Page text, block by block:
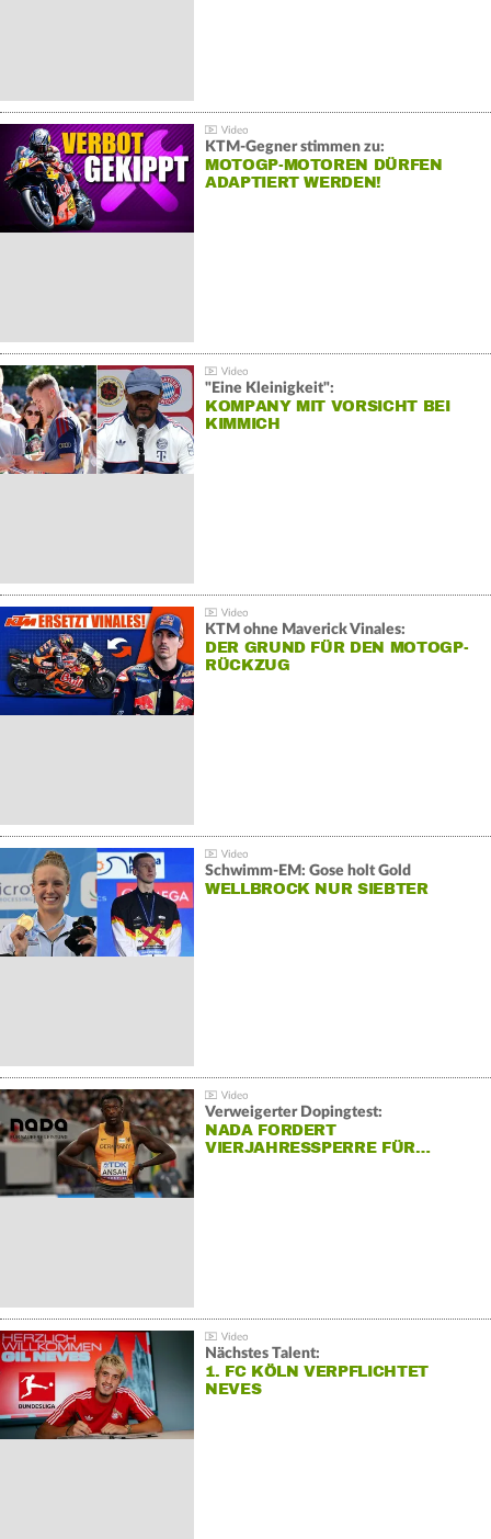
KTM-Gegner stimmen zu:
MOTOGP-MOTOREN DÜRFEN
ADAPTIERT WERDEN!
"Eine Kleinigkeit":
KOMPANY MIT VORSICHT BEI
KIMMICH
KTM ohne Maverick Vinales:
DER GRUND FÜR DEN MOTOGP-
RÜCKZUG
Schwimm-EM: Gose holt Gold
WELLBROCK NUR SIEBTER
Verweigerter Dopingtest:
NADA FORDERT
VIERJAHRESSPERRE FÜR…
Nächstes Talent:
1. FC KÖLN VERPFLICHTET
NEVES